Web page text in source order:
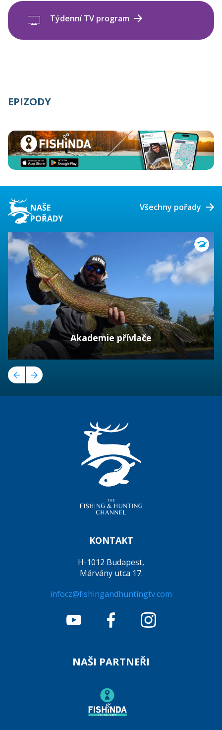
Týdenní TV program
EPIZODY
NAŠE
POŘADY
Všechny pořady
Akademie přívlače
KONTAKT
H-1012 Budapest,
Márvány utca 17.
infocz@fishingandhuntingtv.com
NAŠI PARTNEŘI